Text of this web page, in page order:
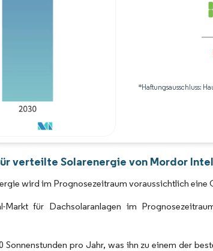
*Haftungsausschluss:
verteilte Solarenergie von Mordor
wird im Prognosezeitraum voraussichtlich eine
für Dachsolaranlagen im
Sonnenstunden pro Jahr, was ihn zu einem der